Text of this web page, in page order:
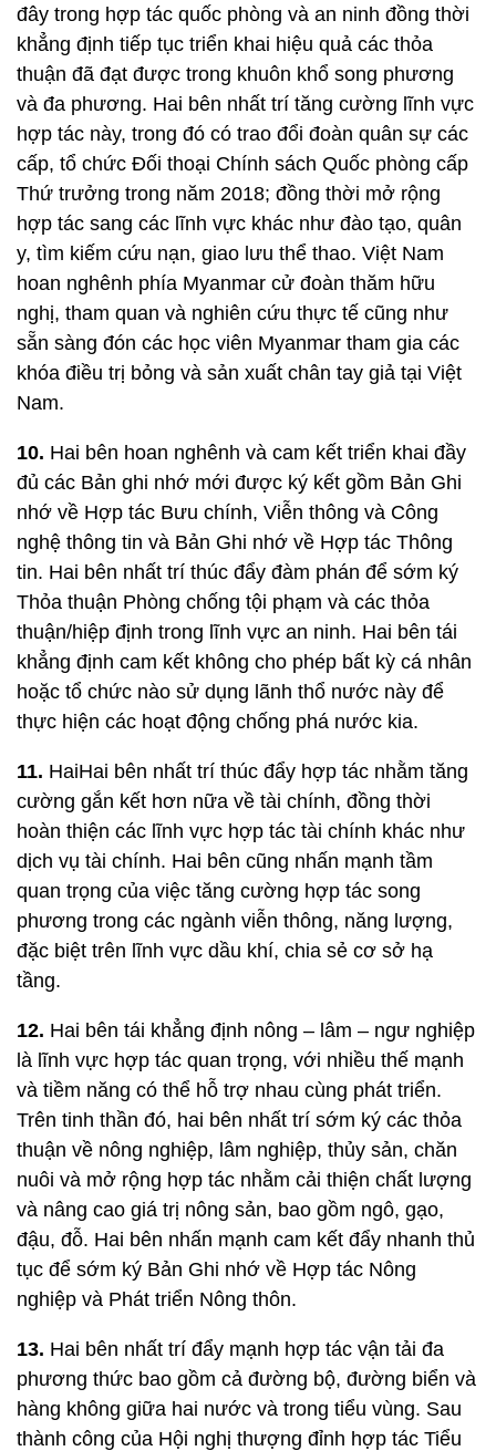
đây trong hợp tác quốc phòng và an ninh đồng thời
khẳng định tiếp tục triển khai hiệu quả các thỏa
thuận đã đạt được trong khuôn khổ song phương
và đa phương. Hai bên nhất trí tăng cường lĩnh vực
hợp tác này, trong đó có trao đổi đoàn quân sự các
cấp, tổ chức Đối thoại Chính sách Quốc phòng cấp
Thứ trưởng trong năm 2018; đồng thời mở rộng
hợp tác sang các lĩnh vực khác như đào tạo, quân
y, tìm kiếm cứu nạn, giao lưu thể thao. Việt Nam
hoan nghênh phía Myanmar cử đoàn thăm hữu
nghị, tham quan và nghiên cứu thực tế cũng như
sẵn sàng đón các học viên Myanmar tham gia các
khóa điều trị bỏng và sản xuất chân tay giả tại Việt
Nam.
10. Hai bên hoan nghênh và cam kết triển khai đầy
đủ các Bản ghi nhớ mới được ký kết gồm Bản Ghi
nhớ về Hợp tác Bưu chính, Viễn thông và Công
nghệ thông tin và Bản Ghi nhớ về Hợp tác Thông
tin. Hai bên nhất trí thúc đẩy đàm phán để sớm ký
Thỏa thuận Phòng chống tội phạm và các thỏa
thuận/hiệp định trong lĩnh vực an ninh. Hai bên tái
khẳng định cam kết không cho phép bất kỳ cá nhân
hoặc tổ chức nào sử dụng lãnh thổ nước này để
thực hiện các hoạt động chống phá nước kia.
11. HaiHai bên nhất trí thúc đẩy hợp tác nhằm tăng
cường gắn kết hơn nữa về tài chính, đồng thời
hoàn thiện các lĩnh vực hợp tác tài chính khác như
dịch vụ tài chính. Hai bên cũng nhấn mạnh tầm
quan trọng của việc tăng cường hợp tác song
phương trong các ngành viễn thông, năng lượng,
đặc biệt trên lĩnh vực dầu khí, chia sẻ cơ sở hạ
tầng.
12. Hai bên tái khẳng định nông – lâm – ngư nghiệp
là lĩnh vực hợp tác quan trọng, với nhiều thế mạnh
và tiềm năng có thể hỗ trợ nhau cùng phát triển.
Trên tinh thần đó, hai bên nhất trí sớm ký các thỏa
thuận về nông nghiệp, lâm nghiệp, thủy sản, chăn
nuôi và mở rộng hợp tác nhằm cải thiện chất lượng
và nâng cao giá trị nông sản, bao gồm ngô, gạo,
đậu, đỗ. Hai bên nhấn mạnh cam kết đẩy nhanh thủ
tục để sớm ký Bản Ghi nhớ về Hợp tác Nông
nghiệp và Phát triển Nông thôn.
13. Hai bên nhất trí đẩy mạnh hợp tác vận tải đa
phương thức bao gồm cả đường bộ, đường biển và
hàng không giữa hai nước và trong tiểu vùng. Sau
thành công của Hội nghị thượng đỉnh hợp tác Tiểu